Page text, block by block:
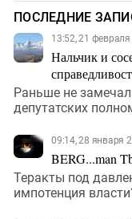
ПОСЛЕДНИЕ
13:52, 21
Нальчик и
Раньше не
депутатских
09:14, 28 января
BERG...man
Теракты под
импотенция